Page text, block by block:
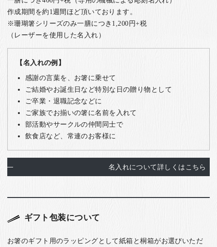
作成期間を約1週間ほど頂いております。
※珊瑚箸シリーズのみ一膳につき1,200円+税
（レーザーを使用した名入れ）
【名入れの例】
感謝の言葉を、お箸に乗せて
ご結婚やお誕生日など特別な日の贈り物として
ご卒業・退職記念などに
ご家族でお揃いの箸に名前を入れて
部活動やサークルの仲間同士で
飲食店など、常連のお客様に
名入れについて詳しくはこちら
ギフト包装について
お箸のギフト用のラッピングとして紙箱と桐箱がお選びいただ